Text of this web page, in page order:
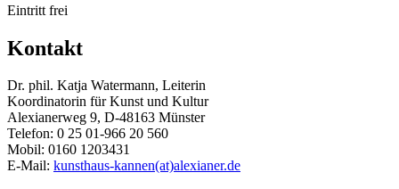
Eintritt frei
Kontakt
Dr. phil. Katja Watermann, Leiterin
Koordinatorin für Kunst und Kultur
Alexianerweg 9, D-48163 Münster
Telefon: 0 25 01-966 20 560
Mobil: 0160 1203431
E-Mail: kunsthaus-kannen(at)alexianer.de